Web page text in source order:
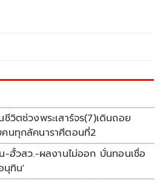
วิตช่วงพระเสาร์จร(7)เดินถอย
นทุกลัคนาราศีตอนที่2
ฮั้วสว.-ผลงานไม่ออก บั่นทอนเชื่อ
นุทิน'